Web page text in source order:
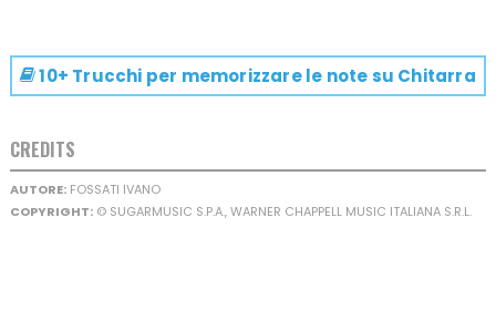
10+ Trucchi per memorizzare le note su Chitarra
CREDITS
AUTORE:FOSSATI IVANO
COPYRIGHT:© SUGARMUSIC S.P.A., WARNER CHAPPELL MUSIC ITALIANA S.R.L.